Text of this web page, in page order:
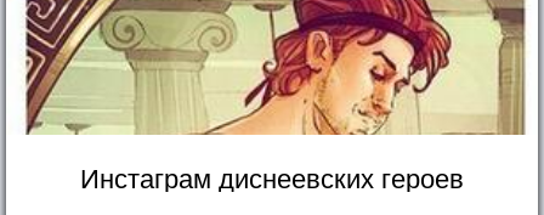
Инстаграм диснеевских героев